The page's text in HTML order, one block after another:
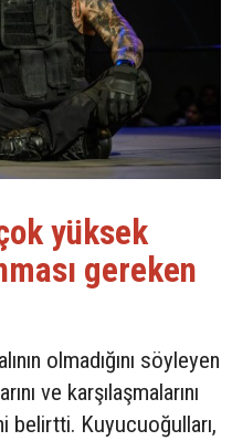
yüksek
gereken
olmadığını söyleyen
ve karşılaşmalarını
belirtti. Kuyucuoğulları,